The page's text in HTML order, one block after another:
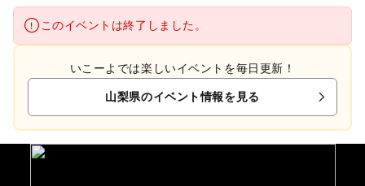
このイベントは終了しました。
いこーよでは楽しいイベントを毎日更新！
山梨県のイベント情報を見る